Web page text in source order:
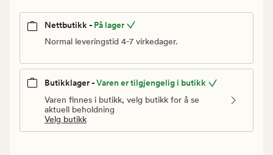
Nettbutikk - På lager
Normal leveringstid 4-7 virkedager.
Butikklager -Varen er tilgjengelig i butikk
Varen finnes i butikk, velg butikk for å se
aktuell beholdning
Velg butikk